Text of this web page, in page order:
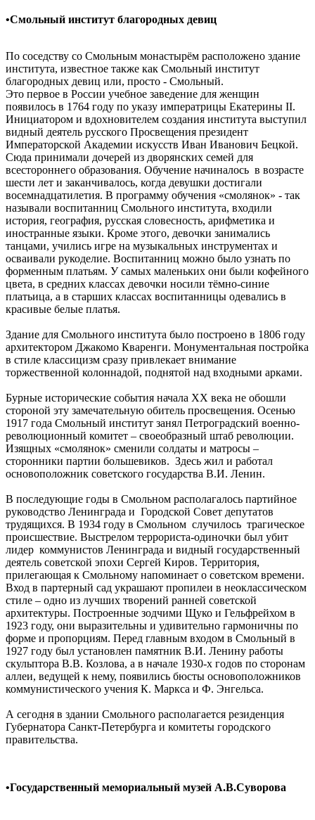
•Смольный институт благородных девиц
По соседству со Смольным монастырём расположено здание
института, известное также как Смольный институт
благородных девиц или, просто - Смольный.
Это первое в России учебное заведение для женщин
появилось в 1764 году по указу императрицы Екатерины II.
Инициатором и вдохновителем создания института выступил
видный деятель русского Просвещения президент
Императорской Академии искусств Иван Иванович Бецкой.
Сюда принимали дочерей из дворянских семей для
всестороннего образования. Обучение начиналось в возрасте
шести лет и заканчивалось, когда девушки достигали
восемнадцатилетия. В программу обучения «смолянок» - так
называли воспитанниц Смольного института, входили
история, география, русская словесность, арифметика и
иностранные языки. Кроме этого, девочки занимались
танцами, учились игре на музыкальных инструментах и
осваивали рукоделие. Воспитанниц можно было узнать по
форменным платьям. У самых маленьких они были кофейного
цвета, в средних классах девочки носили тёмно-синие
платьица, а в старших классах воспитанницы одевались в
красивые белые платья.
Здание для Смольного института было построено в 1806 году
архитектором Джакомо Кваренги. Монументальная постройка
в стиле классицизм сразу привлекает внимание
торжественной колоннадой, поднятой над входными арками.
Бурные исторические события начала XX века не обошли
стороной эту замечательную обитель просвещения. Осенью
1917 года Смольный институт занял Петроградский военно-
революционный комитет – своеобразный штаб революции.
Изящных «смолянок» сменили солдаты и матросы –
сторонники партии большевиков. Здесь жил и работал
основоположник советского государства В.И. Ленин.
В последующие годы в Смольном располагалось партийное
руководство Ленинграда и Городской Совет депутатов
трудящихся. В 1934 году в Смольном случилось трагическое
происшествие. Выстрелом террориста-одиночки был убит
лидер коммунистов Ленинграда и видный государственный
деятель советской эпохи Сергей Киров. Территория,
прилегающая к Смольному напоминает о советском времени.
Вход в партерный сад украшают пропилеи в неоклассическом
стиле – одно из лучших творений ранней советской
архитектуры. Построенные зодчими Щуко и Гельфрейхом в
1923 году, они выразительны и удивительно гармоничны по
форме и пропорциям. Перед главным входом в Смольный в
1927 году был установлен памятник В.И. Ленину работы
скульптора В.В. Козлова, а в начале 1930-х годов по сторонам
аллеи, ведущей к нему, появились бюсты основоположников
коммунистического учения К. Маркса и Ф. Энгельса.
А сегодня в здании Смольного располагается резиденция
Губернатора Санкт-Петербурга и комитеты городского
правительства.
•Государственный мемориальный музей А.В.Суворова